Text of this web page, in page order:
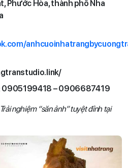
Phước Hòa, thành phố Nha
0905199418 – 0906687419
nghiệm “săn ảnh” tuyệt đỉnh tại